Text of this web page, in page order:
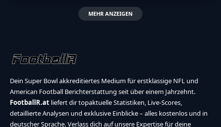
MEHR ANZEIGEN
Dein Super Bowl akkreditiertes Medium für erstklassige NFL und
American Football Berichterstattung seit über einem Jahrzehnt.
FootballR.at liefert dir topaktuelle Statistiken, Live-Scores,
detaillierte Analysen und exklusive Einblicke – alles kostenlos und in
deutscher Sprache. Verlass dich auf unsere Expertise für deine